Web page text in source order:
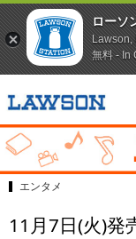
エンタメ
11月7日(火)発
ローソ
Lawson,
無料 - In